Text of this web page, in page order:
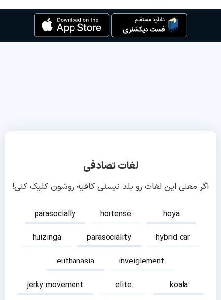
لغات تصادفی
اگر معنی این لغات رو بلد نیستی کافیه روشون کلیک کنی!
parasocially hortense
hoya
huizinga
parasociality
hybrid car
euthanasia
inveiglement
jerky movement
elite
koala